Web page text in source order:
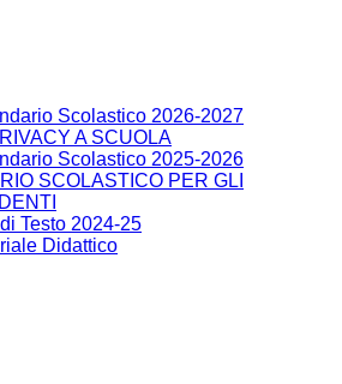
Scolastico 2026-2027
A SCUOLA
Scolastico 2025-2026
SCOLASTICO PER GLI
Testo 2024-25
Didattico